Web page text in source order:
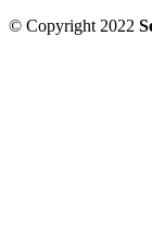
© Copyright 2022